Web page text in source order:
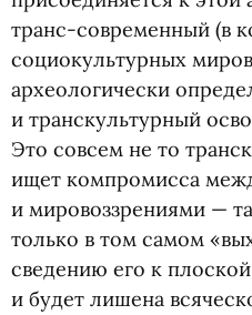
транс-современный (в
социокультурных
археологически
и транскультурный
Это совсем не то
ищет компромисса
и мировоззрениями —
только в том самом «
сведению его к
и будет лишена